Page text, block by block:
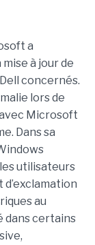
a
à jour de
concernés.
lors de
Microsoft
Dans sa
utilisateurs
au
dans certains